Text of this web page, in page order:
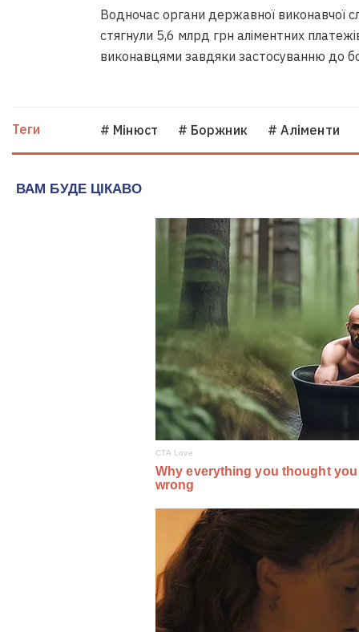
Водночас органи державної виконавчої
стягнули 5,6 млрд грн аліментних
виконавцями завдяки застосуванню до
Теги # Мінюст # Боржник # Аліменти